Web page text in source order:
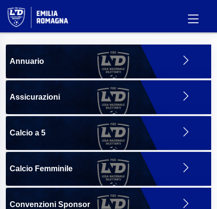
Annuario
Assicurazioni
Calcio a 5
Calcio Femminile
Convenzioni Sponsor